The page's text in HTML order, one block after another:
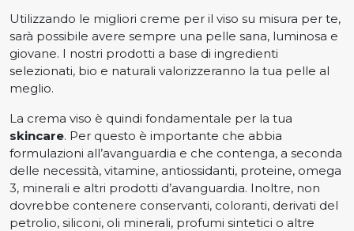
Utilizzando le migliori creme per il viso su misura per te,
sarà possibile avere sempre una pelle sana, luminosa e
giovane. I nostri prodotti a base di ingredienti
selezionati, bio e naturali valorizzeranno la tua pelle al
meglio.
La crema viso è quindi fondamentale per la tua
skincare. Per questo è importante che abbia
formulazioni all’avanguardia e che contenga, a seconda
delle necessità, vitamine, antiossidanti, proteine, omega
3, minerali e altri prodotti d’avanguardia. Inoltre, non
dovrebbe contenere conservanti, coloranti, derivati del
petrolio, siliconi, oli minerali, profumi sintetici o altre